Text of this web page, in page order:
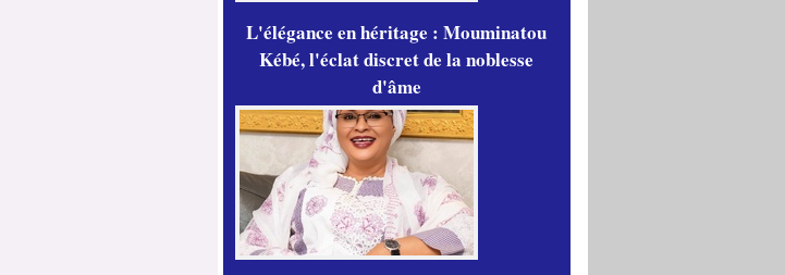
L'élégance en héritage : Mouminatou
Kébé, l'éclat discret de la noblesse
d'âme